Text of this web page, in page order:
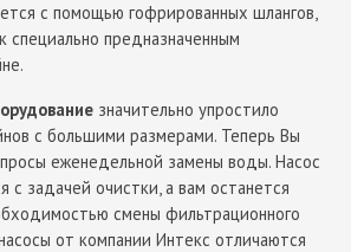
с помощью гофрированных шлангов,
предназначенным
значительно упростило
с большими размерами. Теперь Вы
еженедельной замены воды. Насос
с задачей очистки, а вам останется
смены фильтрационного
от компании Интекс отличаются